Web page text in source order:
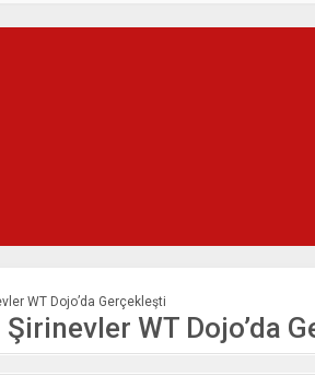
WT Dojo’da Gerçekleşti
Şirinevler WT Dojo’da